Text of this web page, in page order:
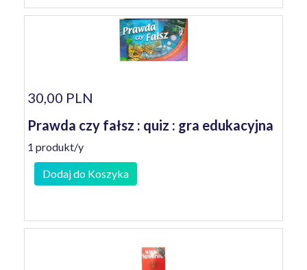
30,00 PLN
Prawda czy fałsz : quiz : gra edukacyjna
1 produkt/y
Dodaj do Koszyka